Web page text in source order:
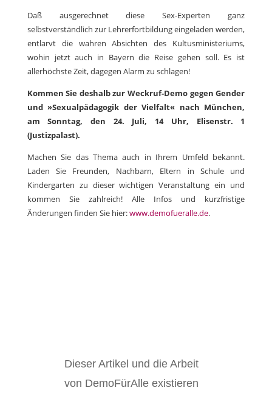
Daß ausgerechnet diese Sex-Experten ganz
selbstverständlich zur Lehrerfortbildung eingeladen werden,
entlarvt die wahren Absichten des Kultusministeriums,
wohin jetzt auch in Bayern die Reise gehen soll. Es ist
allerhöchste Zeit, dagegen Alarm zu schlagen!
Kommen Sie deshalb zur Weckruf-Demo gegen Gender
und »Sexualpädagogik der Vielfalt« nach München,
am Sonntag, den 24. Juli, 14 Uhr, Elisenstr. 1
(Justizpalast).
Machen Sie das Thema auch in Ihrem Umfeld bekannt.
Laden Sie Freunden, Nachbarn, Eltern in Schule und
Kindergarten zu dieser wichtigen Veranstaltung ein und
kommen Sie zahlreich! Alle Infos und kurzfristige
Änderungen finden Sie hier:www.demofueralle.de.
Dieser Artikel und die Arbeit
von DemoFürAlle existieren